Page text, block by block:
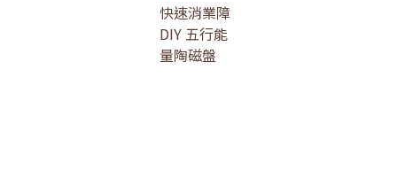
快速消業障
DIY 五行能
量陶磁盤